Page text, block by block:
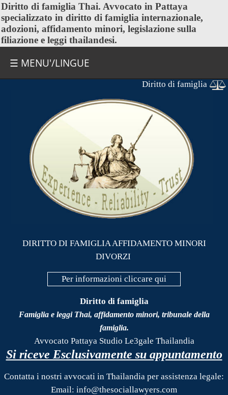
Diritto di famiglia Thai. Avvocato in Pattaya
specializzato in diritto di famiglia internazionale,
adozioni, affidamento minori, legislazione sulla
filiazione e leggi thailandesi.
☰ MENU'/LINGUE
Diritto di famiglia
DIRITTO DI FAMIGLIA AFFIDAMENTO MINORI
DIVORZI
Per informazioni cliccare qui
Diritto di famiglia
Famiglia e leggi Thai, affidamento minori, tribunale della
famiglia.
Avvocato Pattaya Studio Le3gale Thailandia
Si riceve Esclusivamente su appuntamento
Contatta i nostri avvocati in Thailandia per assistenza legale:
Email: info@thesociallawyers.com